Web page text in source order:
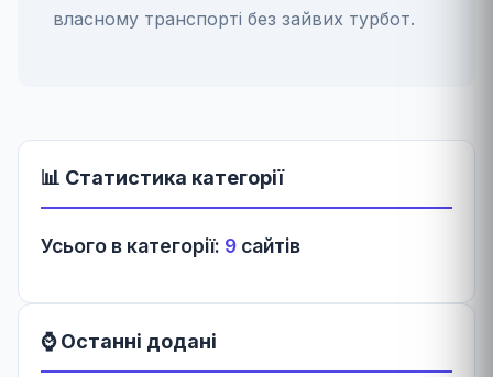
власному транспорті без зайвих турбот.
📊 Статистика категорії
Усього в категорії: 9 сайтів
⌚ Останні додані